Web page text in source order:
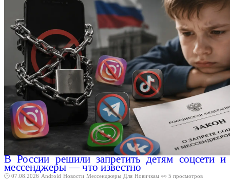
В России решили запретить детям соцсети и
мессенджеры — что известно
🕑 07.08.2026 Android Новости Мессенджеры Для Новичкам 👀 5 просмотров